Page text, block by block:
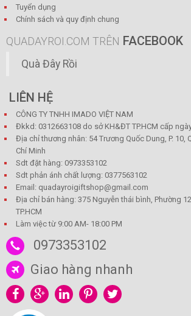
Tuyển dụng
Chính sách và quy định chung
QUADAYROI.COM TRÊN FACEBOOK
Quà Đây Rồi
LIÊN HỆ
CÔNG TY TNHH IMADO VIỆT NAM
Đkkd: 0312663108 do sở KH&ĐT TP.HCM cấp
Địa chỉ thương nhân: 54 Trương Quốc Dung, P. 10,
Chí Minh
Sdt đặt hàng: 0973353102
Sdt phản ánh chất lượng: 0377563102
Email: quadayroigiftshop@gmail.com
Địa chỉ bán hàng: 375 Nguyễn thái bình, Phường
TP.HCM
Làm việc từ 9:00 AM- 18:00 PM
0973353102
Giao hàng nhanh